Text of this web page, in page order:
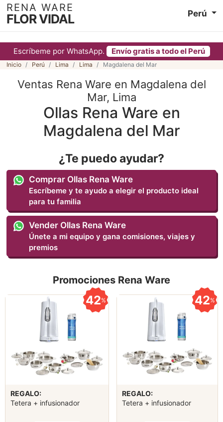
Escríbeme por WhatsApp. Envío gratis a todo el Perú
RENA WARE
FLOR VIDAL Perú
Inicio Perú Lima Lima Magdalena del Mar
Ventas Rena Ware en Magdalena del
Mar, Lima
Ollas Rena Ware en
Magdalena del Mar
¿Te puedo ayudar?
Comprar Ollas Rena Ware
Escríbeme y te ayudo a elegir el producto ideal
para tu familia
Vender Ollas Rena Ware
Únete a mi equipo y gana comisiones, viajes y
premios
Promociones Rena Ware
42%
REGALO:
Tetera + infusionador
42%
REGALO:
Tetera + infusionador